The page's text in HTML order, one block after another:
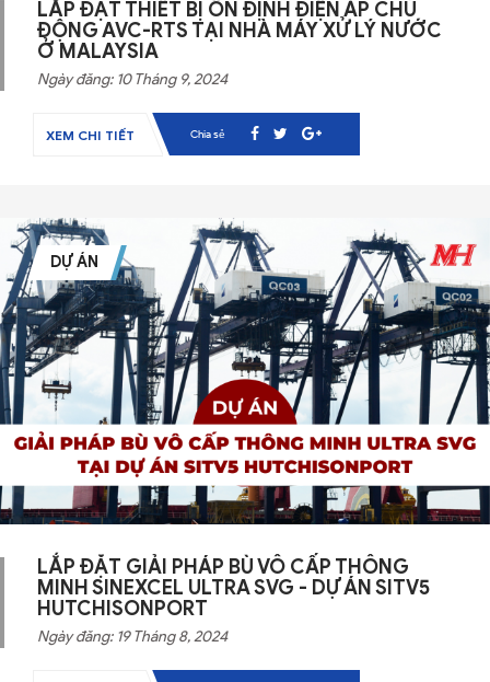
LẮP ĐẶT THIẾT BỊ ỔN ĐỊNH ĐIỆN ÁP CHỦ
ĐỘNG AVC-RTS TẠI NHÀ MÁY XỬ LÝ NƯỚC
Ở MALAYSIA
Ngày đăng: 10 Tháng 9, 2024
XEM CHI TIẾT Chia sẻ
DỰ ÁN
LẮP ĐẶT GIẢI PHÁP BÙ VÔ CẤP THÔNG
MINH SINEXCEL ULTRA SVG - DỰ ÁN SITV5
HUTCHISONPORT
Ngày đăng: 19 Tháng 8, 2024